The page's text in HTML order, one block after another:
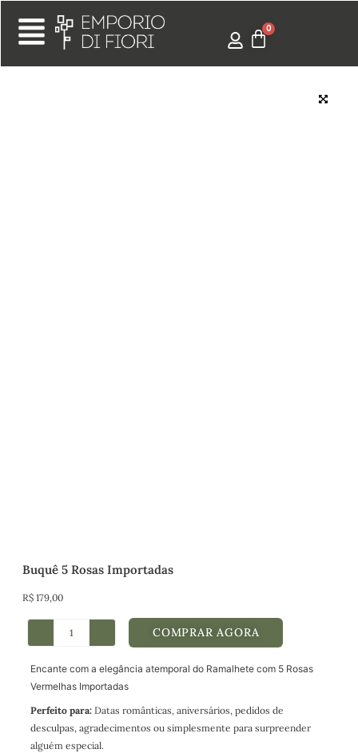
Buquê 5 Rosas Importadas
R$179,00
COMPRAR AGORA
Encante com a elegância atemporal do Ramalhete com 5 Rosas
Vermelhas Importadas
Perfeito para: Datas românticas, aniversários, pedidos de
desculpas, agradecimentos ou simplesmente para surpreender
alguém especial.